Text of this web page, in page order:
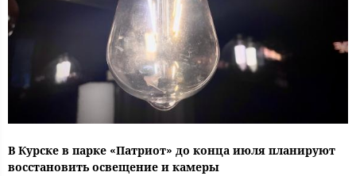
В Курске в парке «Патриот» до конца июля планируют
восстановить освещение и камеры